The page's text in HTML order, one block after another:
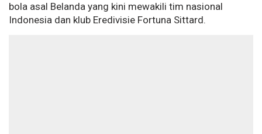
bola asal Belanda yang kini mewakili tim nasional
Indonesia dan klub Eredivisie Fortuna Sittard.